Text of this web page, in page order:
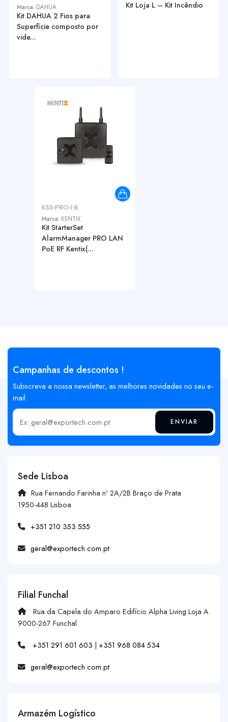
Marca: DAHUA
Kit DAHUA 2 Fios para
Superfície composto por
vide...
Kit Loja L – Kit Incêndio
KSS-PRO-I-B
Marca: KENTIX
Kit StarterSet
AlarmManager PRO LAN
PoE RF Kentix(...
Campanhas de descontos !
Subscreva a nossa newsletter, as melhores novidades no seu e-
mail
Insira o seu email ENVIAR
Sede Lisboa
Rua Fernando Farinha nº 2A/2B Braço de Prata
1950-448 Lisboa
+351 210 353 555
geral@exportech.com.pt
Filial Funchal
Rua da Capela do Amparo Edifício Alpha Living Loja A
9000-267 Funchal
+351 291 601 603 | +351 968 084 534
geral@exportech.com.pt
Armazém Logístico